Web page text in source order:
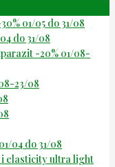
01/05 do 31/08
do 31/08
-20% 01/08-
23/08
04 do 31/08
i elasticity ultra light